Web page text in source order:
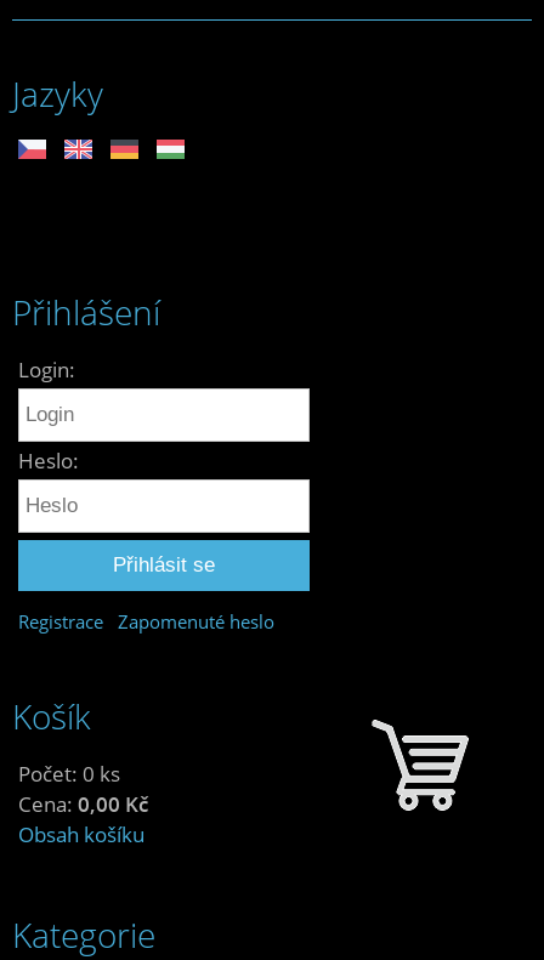
Jazyky
Přihlášení
Login:
Heslo:
Registrace Zapomenuté heslo
Košík
Počet: 0 ks
Cena: 0,00 Kč
Obsah košíku
Kategorie